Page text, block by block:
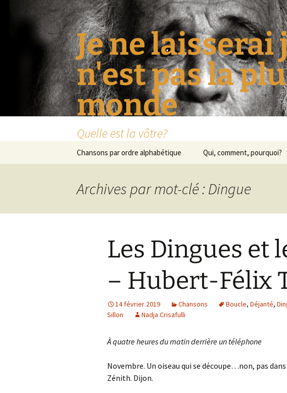
Je ne laisserai
n'est pas la
monde
Quelle est la vôtre?
Chansons par ordre alphabétique Qui, comment, pourquoi?
Archives par mot-clé : Dingue
Les Dingues et
– Hubert-Félix
14 février 2019 Chansons Boucle, Déjanté,
Sillon
Nadja Crisafulli
À quatre heures du matin derrière un téléphone
Novembre. Un oiseau qui se découpe…non, pas
Zénith. Dijon.